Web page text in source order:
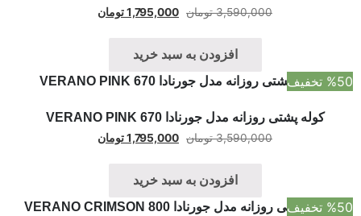
3,590,000 تومان 1,795,000تومان
افزودن به سبد خرید
تخفیف
کوله پشتی روزانه مدل جورنادا VERANO PINK 670
3,590,000 تومان 1,795,000تومان
افزودن به سبد خرید
تخفیف